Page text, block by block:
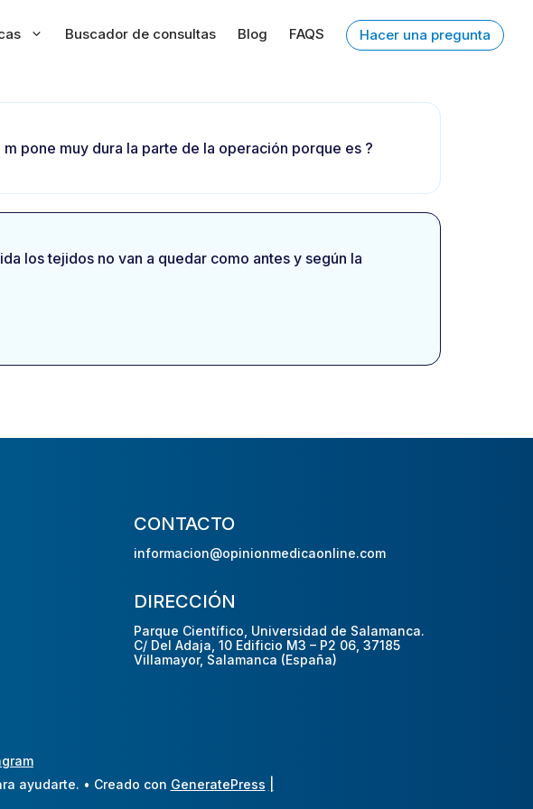
Buscador de consultas Blog FAQS Hacer una pregunta
pone muy dura la parte de la operación porque es ?
los tejidos no van a quedar como antes y según la
CONTACTO
informacion@opinionmedicaonline.com
DIRECCIÓN
Parque Científico, Universidad de Salamanca.
C/ Del Adaja, 10 Edificio M3 – P2 06, 37185
Villamayor, Salamanca (España)
ayudarte. • Creado con GeneratePress